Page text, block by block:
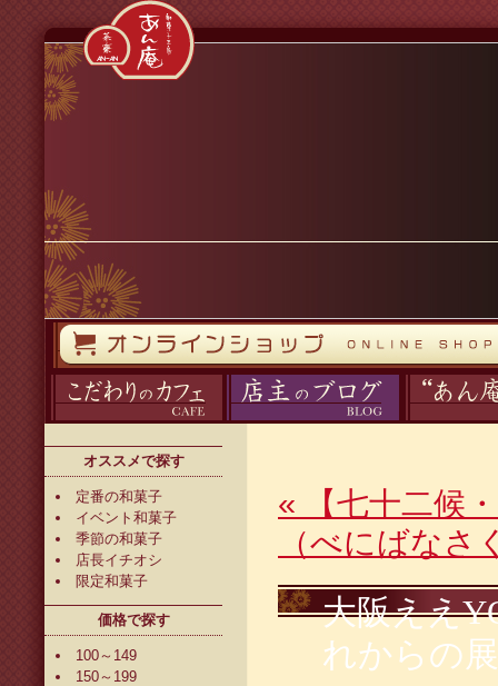
オススメで探す
定番の和菓子
イベント和菓子
季節の和菓子
店長イチオシ
限定和菓子
価格で探す
100～149
150～199
« 【七十二候
（べにばなさ
大阪ええ
れからの